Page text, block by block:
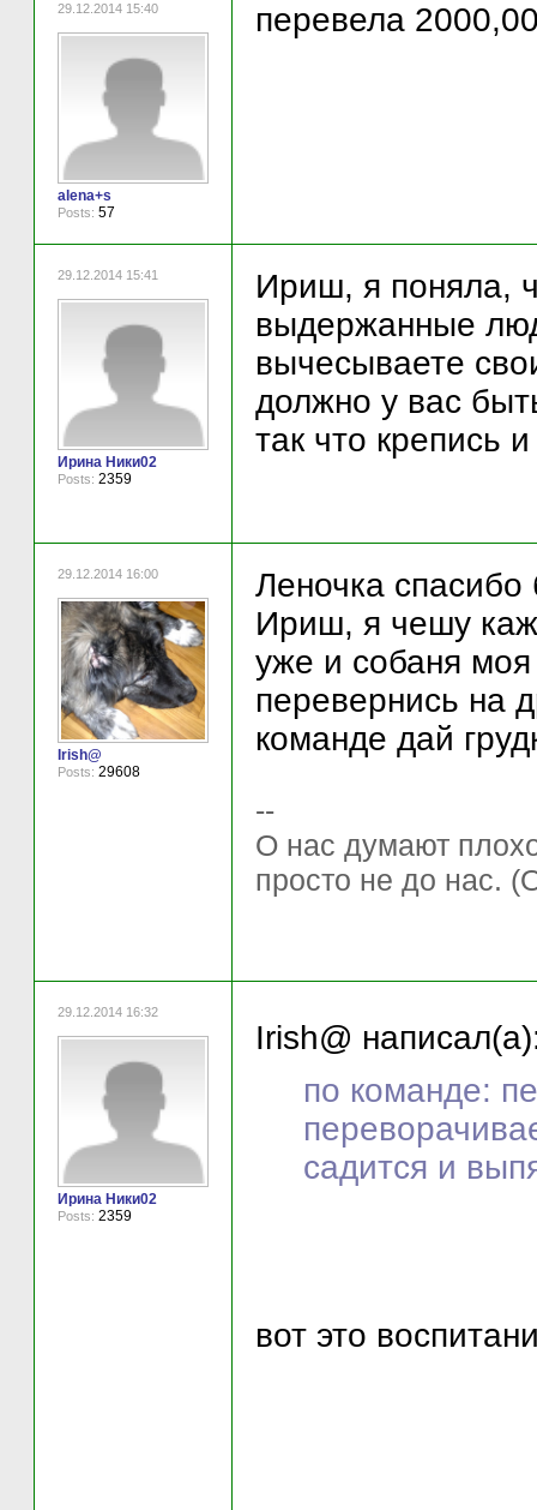
29.12.2014 15:40
alena+s
Posts: 57
перевела
29.12.2014 15:41
Ирина Ники02
Posts: 2359
Ириш, я поняла,
выдержанные
вычесываете
должно у вас
так что крепись
29.12.2014 16:00
Irish@
Posts: 29608
Леночка
Ириш, я чешу
уже и собаня
перевернись на
команде дай
--
О нас думают
просто не до нас.
29.12.2014 16:32
Ирина Ники02
Posts: 2359
Irish@
по команде:
садится и
вот это